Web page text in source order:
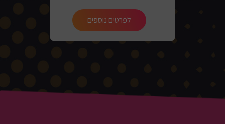
לפרטים נוספים